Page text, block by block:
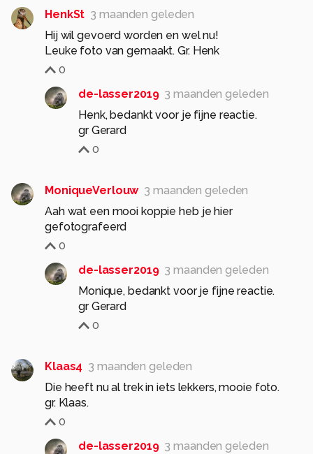
HenkSt 3 maanden geleden
Hij wil gevoerd worden en wel nu!
Leuke foto van gemaakt. Gr. Henk
0
de-lasser2019 3 maanden geleden
Henk, bedankt voor je fijne reactie.
0
MoniqueVerlouw 3 maanden geleden
Aah wat een mooi koppie heb je hier
gefotografeerd
0
de-lasser2019 3 maanden geleden
Monique, bedankt voor je fijne reactie.
0
Klaas4 3 maanden geleden
Die heeft nu al trek in iets lekkers, mooie foto.
gr. Klaas.
0
de-lasser2019 3 maanden geleden